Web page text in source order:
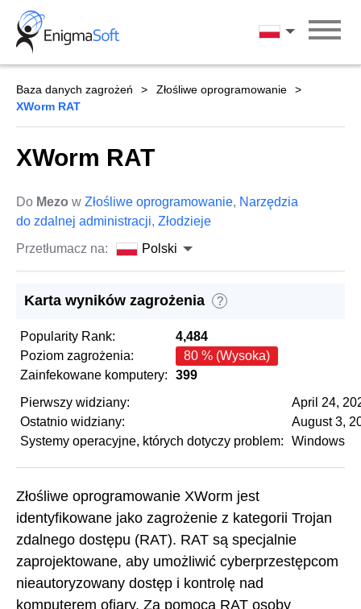
Skip
content
Polski
Baza danych zagrożeń
Złośliwe oprogramowanie
XWorm RAT
XWorm RAT
Do Mezo w Złośliwe oprogramowanie, Narzędzia
do zdalnej administracji, Złodzieje
Przetłumacz na:
Polski
Karta wyników zagrożenia ?
Popularity Rank:
4,484
Poziom zagrożenia:
80 % (Wysoka)
Zainfekowane komputery:
399
Pierwszy widziany:
April 24,
Ostatnio widziany:
August 3,
Systemy operacyjne, których dotyczy problem:
Windows
Złośliwe oprogramowanie XWorm jest
identyfikowane jako zagrożenie z kategorii Trojan
zdalnego dostępu (RAT). RAT są specjalnie
zaprojektowane, aby umożliwić cyberprzestępcom
nieautoryzowany dostęp i kontrolę nad
komputerem ofiary. Za pomocą RAT osoby